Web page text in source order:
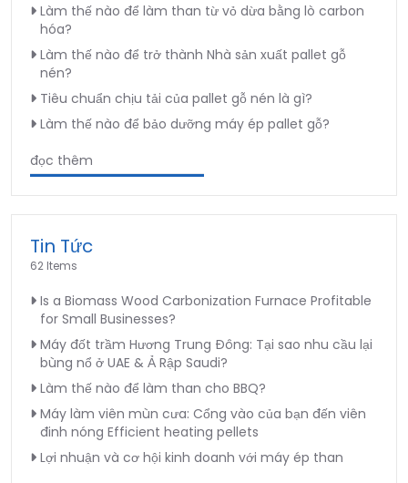
Làm thế nào để làm than từ vỏ dừa bằng lò carbon
hóa?
Làm thế nào để trở thành Nhà sản xuất pallet gỗ
nén?
Tiêu chuẩn chịu tải của pallet gỗ nén là gì?
Làm thế nào để bảo dưỡng máy ép pallet gỗ?
đọc thêm
Tin Tức
62 Items
Is a Biomass Wood Carbonization Furnace Profitable
for Small Businesses?
Máy đốt trầm Hương Trung Đông: Tại sao nhu cầu lại
bùng nổ ở UAE & Ả Rập Saudi?
Làm thế nào để làm than cho BBQ?
Máy làm viên mùn cưa: Cổng vào của bạn đến viên
đinh nóng Efficient heating pellets
Lợi nhuận và cơ hội kinh doanh với máy ép than